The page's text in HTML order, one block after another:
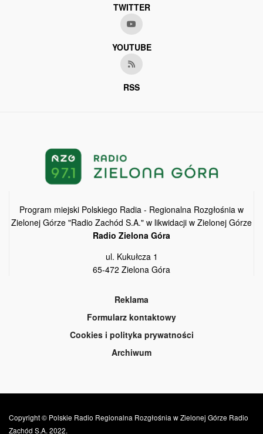
TWITTER
YOUTUBE
RSS
Program miejski Polskiego Radia - Regionalna Rozgłośnia w
Zielonej Górze "Radio Zachód S.A." w likwidacji w Zielonej Górze
Radio Zielona Góra
ul. Kukułcza 1
65-472 Zielona Góra
Reklama
Formularz kontaktowy
Cookies i polityka prywatności
Archiwum
Copyright © Polskie Radio Regionalna Rozgłośnia w Zielonej Górze Radio
Zachód S.A. 2022.